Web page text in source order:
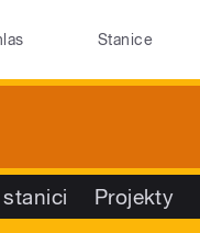
Stanice
Projekty